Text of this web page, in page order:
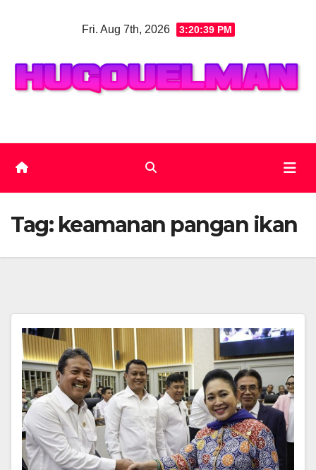
Fri. Aug 7th, 2026 3:20:40 PM
Tag: keamanan pangan ikan